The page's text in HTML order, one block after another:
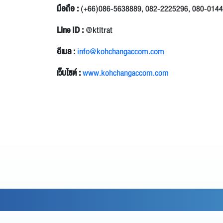
มือถือ :(+66)086-5638889, 082-2225296, 080-
Line ID :@ktltrat
อีเมล :info@kohchangaccom.com
เว็บไซต์ :www.kohchangaccom.com